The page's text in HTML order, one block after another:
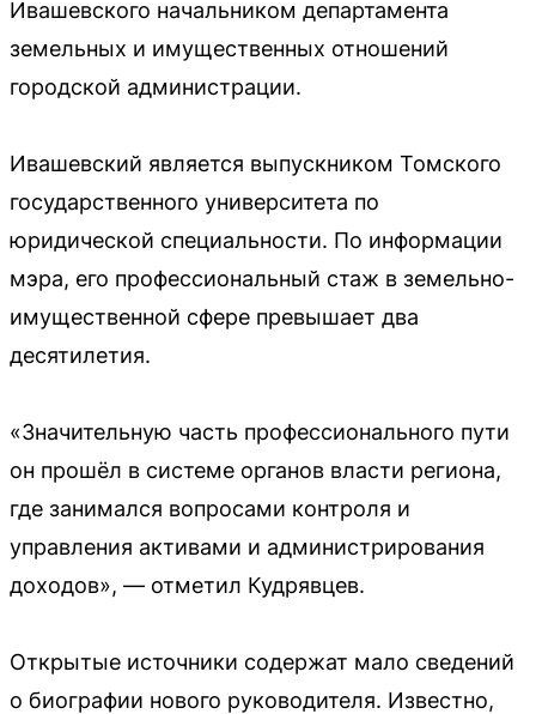
Ивашевского начальником департамента
земельных и имущественных отношений
городской администрации.
Ивашевский является выпускником Томского
государственного университета по
юридической специальности. По информации
мэра, его профессиональный стаж в земельно-
имущественной сфере превышает два
десятилетия.
«Значительную часть профессионального пути
он прошёл в системе органов власти региона,
где занимался вопросами контроля и
управления активами и администрирования
доходов», — отметил Кудрявцев.
Открытые источники содержат мало сведений
о биографии нового руководителя. Известно,